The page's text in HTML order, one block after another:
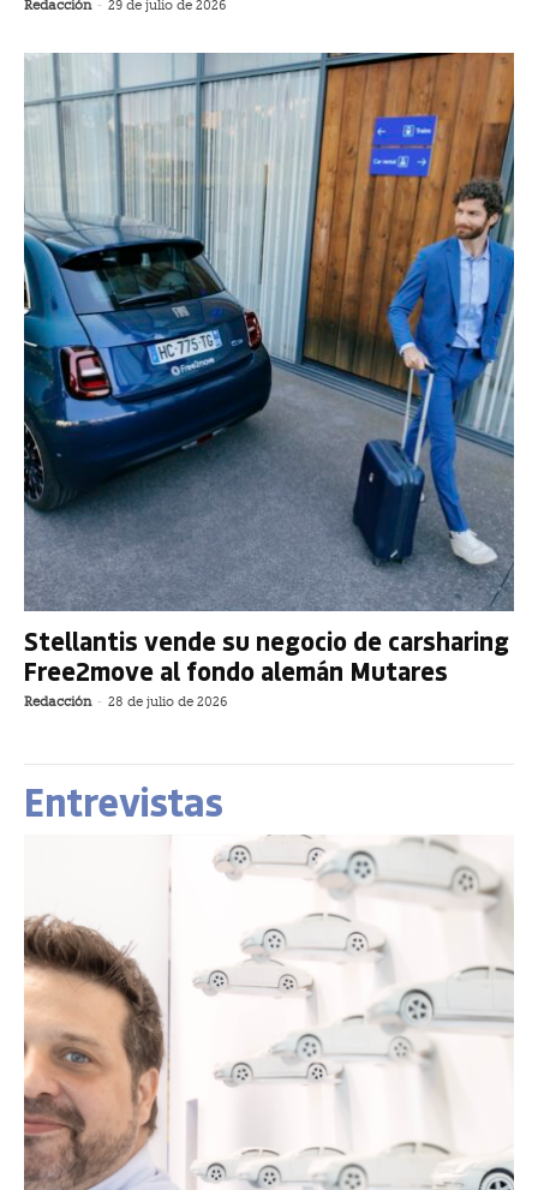
Redacción - 29 de julio de 2026
Stellantis vende su negocio de carsharing
Free2move al fondo alemán Mutares
Redacción - 28 de julio de 2026
Entrevistas